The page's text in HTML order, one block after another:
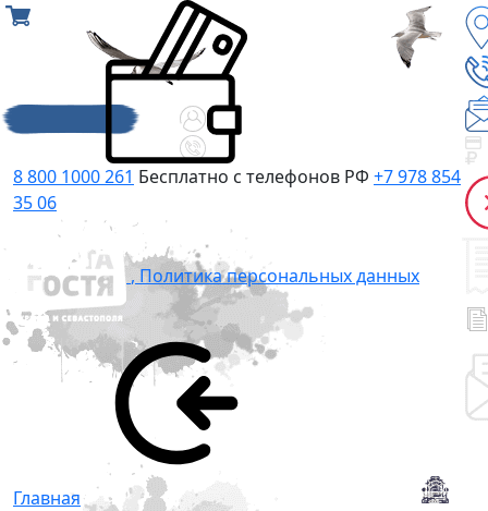
8 800 1000 261 Бесплатно с телефонов РФ +7 978 854
35 06
, Политика персональных данных
Главная